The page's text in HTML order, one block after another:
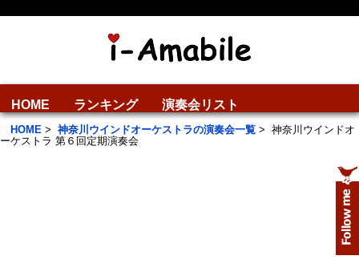
HOME ランキング 演奏会リスト
HOME > 神奈川ウインドオーケストラの演奏会一覧 > 神奈川ウインドオ
ーケストラ 第６回定期演奏会